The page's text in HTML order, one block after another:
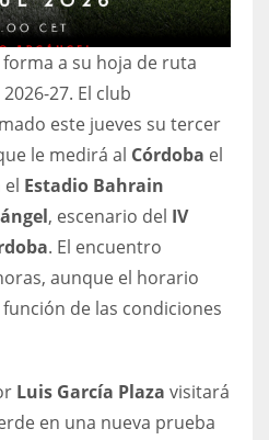
a su hoja de ruta
27. El club
este jueves su tercer
le medirá al Córdoba el
el Estadio Bahrain
, escenario del IV
. El encuentro
aunque el horario
de las condiciones
Luis García Plaza visitará
en una nueva prueba